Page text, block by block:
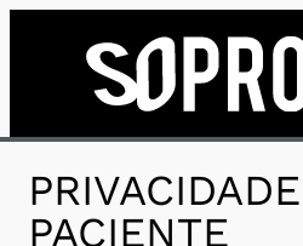
PACIENTE